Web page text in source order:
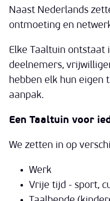
Naast Nederlands
ontmoeting en
Elke Taaltuin ontstaat
deelnemers,
hebben elk hun eigen
aanpak.
Een Taaltuin voor
We zetten in op
Werk
Vrije tijd - sport,